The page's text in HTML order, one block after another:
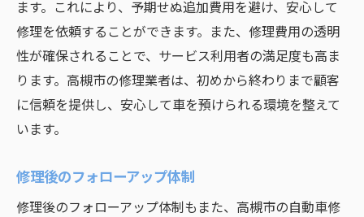
ます。これにより、予期せぬ追加費用を避け、安心して
修理を依頼することができます。また、修理費用の透明
性が確保されることで、サービス利用者の満足度も高ま
ります。高槻市の修理業者は、初めから終わりまで顧客
に信頼を提供し、安心して車を預けられる環境を整えて
います。
修理後のフォローアップ体制
修理後のフォローアップ体制もまた、高槻市の自動車修